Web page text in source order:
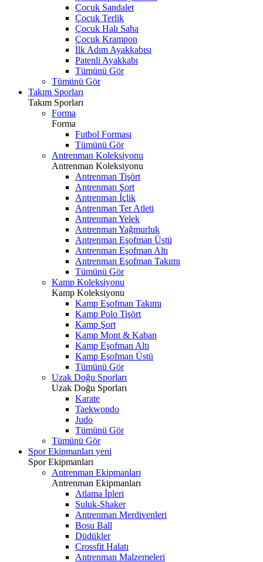
Çocuk Sandalet
Çocuk Terlik
Çocuk Halı Saha
Çocuk Krampon
İlk Adım Ayakkabısı
Patenli Ayakkabı
Tümünü Gör
Tümünü Gör
Takım Sporları
Takım Sporları
Forma
Forma
Futbol Forması
Tümünü Gör
Antrenman Koleksiyonu
Antrenman Koleksiyonu
Antrenman Tişört
Antrenman Şort
Antrenman İçlik
Antrenman Ter Atleti
Antrenman Yelek
Antrenman Yağmurluk
Antrenman Eşofman Üstü
Antrenman Eşofman Altı
Antrenman Eşofman Takımı
Tümünü Gör
Kamp Koleksiyonu
Kamp Koleksiyonu
Kamp Eşofman Takımı
Kamp Polo Tişört
Kamp Şort
Kamp Mont & Kaban
Kamp Eşofman Altı
Kamp Eşofman Üstü
Tümünü Gör
Uzak Doğu Sporları
Uzak Doğu Sporları
Karate
Taekwondo
Judo
Tümünü Gör
Tümünü Gör
Spor Ekipmanları yeni
Spor Ekipmanları
Antrenman Ekipmanları
Antrenman Ekipmanları
Atlama İpleri
Suluk-Shaker
Antrenman Merdivenleri
Bosu Ball
Düdükler
Crossfit Halatı
Antrenman Malzemeleri